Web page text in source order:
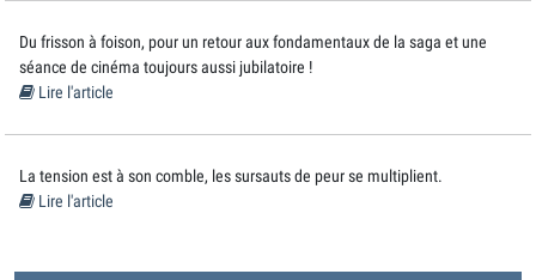
Du frisson à foison, pour un retour aux fondamentaux de la saga et une
séance de cinéma toujours aussi jubilatoire !
Lire l'article
La tension est à son comble, les sursauts de peur se multiplient.
Lire l'article